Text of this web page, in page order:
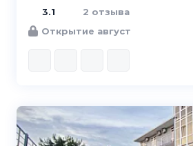
3.1
2 отзыва
Открытие август